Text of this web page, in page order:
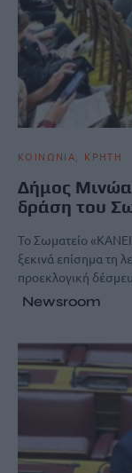
ΚΟΙΝΩΝΙΑ ΚΡΗΤΗ
Δήμος Μινώα
δράση του
Το Σωματείο
ξεκινά επίσημα τη
προεκλογική
Newsroom